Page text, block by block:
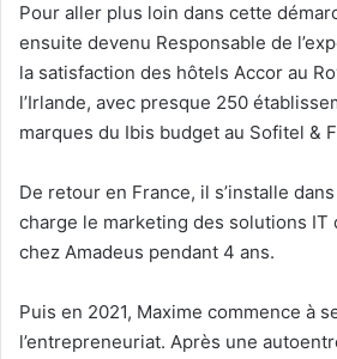
Pour aller plus loin dans cette
ensuite devenu Responsable de
la satisfaction des hôtels Accor au
l’Irlande, avec presque 250
marques du Ibis budget au Sofitel &
De retour en France, il s’installe
charge le marketing des solutions
chez Amadeus pendant 4 ans.
Puis en 2021, Maxime commence à
l’entrepreneuriat. Après une